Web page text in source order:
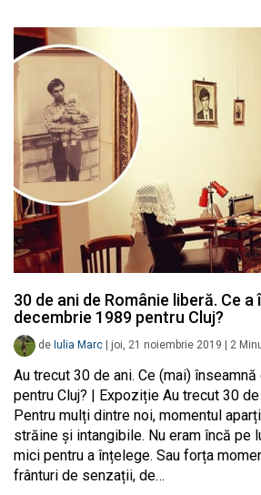
30 de ani de Românie liberă. Ce a
decembrie 1989 pentru Cluj?
de Iulia Marc joi, 21 noiembrie 2019 2
Au trecut 30 de ani. Ce (mai)
pentru Cluj? | Expoziție Au trecut 30
Pentru mulți dintre noi, momentul
străine și intangibile. Nu eram încă pe
mici pentru a înțelege. Sau forța
frânturi de senzații, de…